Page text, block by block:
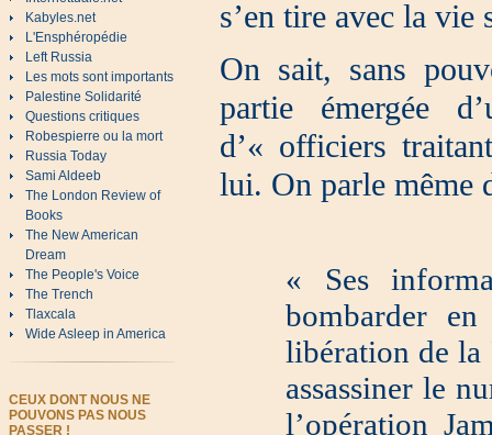
Kabyles.net
L'Ensphéropédie
Left Russia
Les mots sont importants
Palestine Solidarité
Questions critiques
Robespierre ou la mort
Russia Today
Sami Aldeeb
The London Review of
Books
The New American
Dream
The People's Voice
The Trench
Tlaxcala
Wide Asleep in America
CEUX DONT NOUS NE
POUVONS PAS NOUS
PASSER !
s’en tire avec la vie
On sait, sans
partie émergée
d’« officiers
lui. On parle même
« Ses
bombarder
libération de la
assassiner le
l’opération